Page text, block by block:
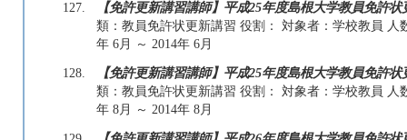
127.
【免許更新講習講師】平成25年度島根大学教員免許
類：教員免許状更新講習 役割： 対象者：学校教員 人
年 6月 ～ 2014年 6月
128.
【免許更新講習講師】平成25年度島根大学教員免許
類：教員免許状更新講習 役割： 対象者：学校教員 人
年 8月 ～ 2014年 8月